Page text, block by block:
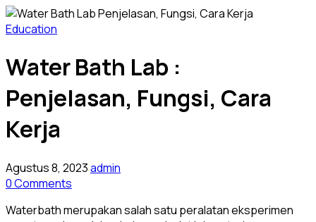
Education
Water Bath Lab :
Penjelasan, Fungsi, Cara
Kerja
Agustus 8, 2023admin
0 Comments
Waterbath merupakan salah satu peralatan eksperimen